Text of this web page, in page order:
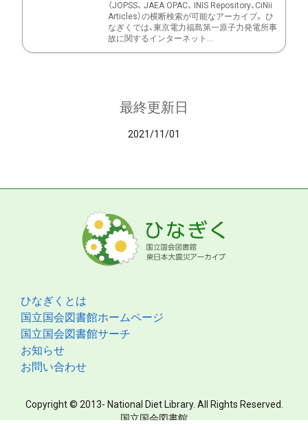
（JOPSS、 JAEA OPAC、 INIS Repository、CiNii
Articles）の横断検索が可能なアーカイブ。 ひ
なぎくでは、東京電力福島第一原子力発電所事
故に関するインターネット...
最終更新日
2021/11/01
ひなぎくとは
国立国会図書館ホームページ
国立国会図書館サーチ
お知らせ
お問い合わせ
Copyright © 2013- National Diet Library. All Rights Reserved.